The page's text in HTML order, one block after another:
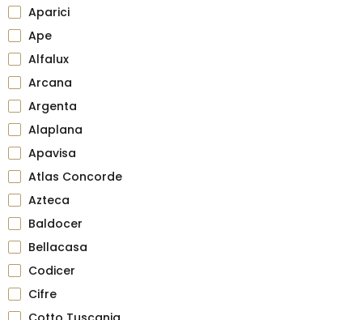
Aparici
Ape
Alfalux
Arcana
Argenta
Alaplana
Apavisa
Atlas Concorde
Azteca
Baldocer
Bellacasa
Codicer
Cifre